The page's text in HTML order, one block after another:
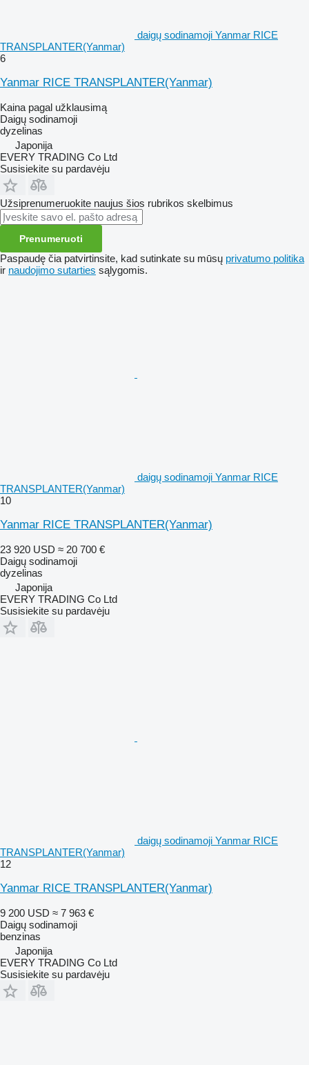
daigų sodinamoji Yanmar RICE
TRANSPLANTER(Yanmar)
6
Yanmar RICE TRANSPLANTER(Yanmar)
Kaina pagal užklausimą
Daigų sodinamoji
dyzelinas
Japonija
EVERY TRADING Co Ltd
Susisiekite su pardavėju
Užsiprenumeruokite naujus šios rubrikos skelbimus
Prenumeruoti
Paspaudę čia patvirtinsite, kad sutinkate su mūsų privatumo politika
ir naudojimo sutarties sąlygomis.
daigų sodinamoji Yanmar RICE
TRANSPLANTER(Yanmar)
10
Yanmar RICE TRANSPLANTER(Yanmar)
23 920 USD ≈ 20 700 €
Daigų sodinamoji
dyzelinas
Japonija
EVERY TRADING Co Ltd
Susisiekite su pardavėju
daigų sodinamoji Yanmar RICE
TRANSPLANTER(Yanmar)
12
Yanmar RICE TRANSPLANTER(Yanmar)
9 200 USD ≈ 7 963 €
Daigų sodinamoji
benzinas
Japonija
EVERY TRADING Co Ltd
Susisiekite su pardavėju